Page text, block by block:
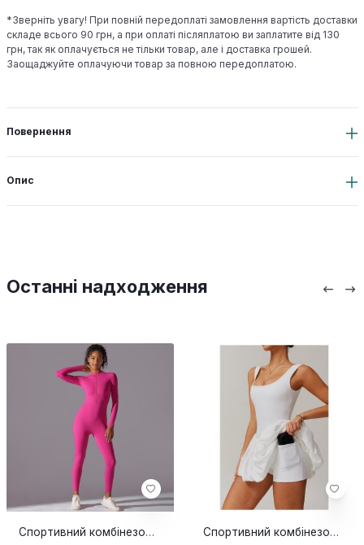
*Зверніть увагу! При повній передоплаті замовлення вартість доставки
складе всього 90 грн, а при оплаті післяплатою ви заплатите від 130
грн, так як оплачується не тільки товар, але і доставка грошей.
Заощаджуйте оплачуючи товар за повною передоплатою.
Повернення
Опис
Останні надходження
Спортивний комбінезон Moon Pink Спортивний комбінезон-юбка Nino white